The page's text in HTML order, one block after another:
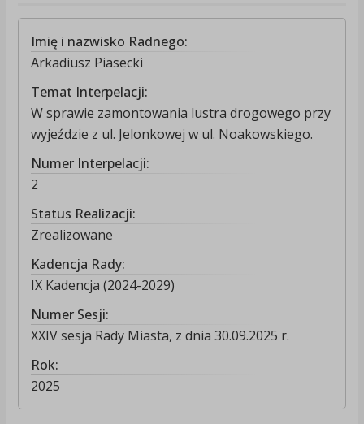
Imię i nazwisko Radnego:
Arkadiusz Piasecki
Temat Interpelacji:
W sprawie zamontowania lustra drogowego przy
wyjeździe z ul. Jelonkowej w ul. Noakowskiego.
Numer Interpelacji:
2
Status Realizacji:
Zrealizowane
Kadencja Rady:
IX Kadencja (2024-2029)
Numer Sesji:
XXIV sesja Rady Miasta, z dnia 30.09.2025 r.
Rok:
2025